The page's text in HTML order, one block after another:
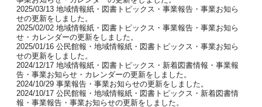
2025/03/13 地域情報紙・図書トピックス・事業報告・事業お知ら
せの更新をしました。
2025/02/02 地域情報紙・図書トピックス・事業報告・事業お知ら
せ・カレンダーの更新をしました。
2025/01/16 公民館報・地域情報紙・図書トピックス・事業お知ら
せの更新をしました。
2024/12/17 地域情報紙・図書トピックス・新着図書情報・事業報
告・事業お知らせ・カレンダーの更新をしました。
2024/10/29 事業報告・事業お知らせの更新をしました。
2024/10/17 公民館報・地域情報紙・図書トピックス・新着図書情
報・事業報告・事業お知らせの更新をしました。